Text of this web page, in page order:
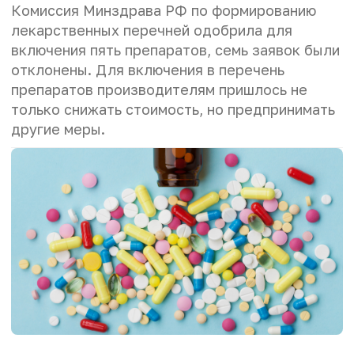
Комиссия Минздрава РФ по формированию
лекарственных перечней одобрила для
включения пять препаратов, семь заявок были
отклонены. Для включения в перечень
препаратов производителям пришлось не
только снижать стоимость, но предпринимать
другие меры.